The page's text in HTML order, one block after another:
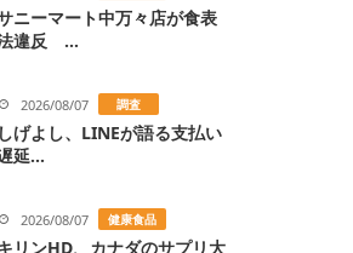
ニーマート中万々店が食表
違反 ...
2026/08/07 調査
しげよし、LINEが語る支払い
延...
2026/08/07 健康食品
リンHD、カナダのサプリ大